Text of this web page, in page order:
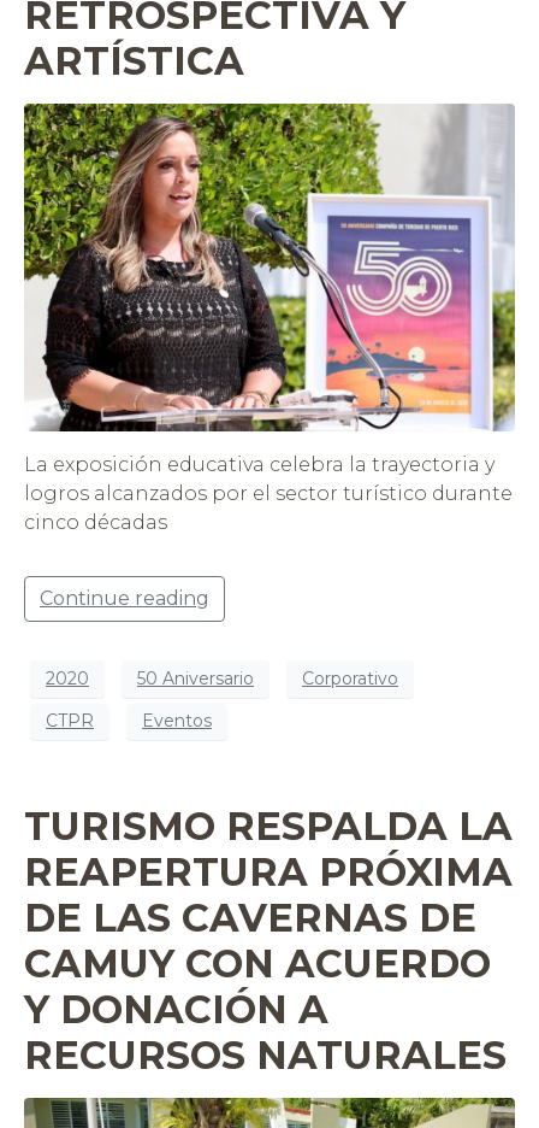
RETROSPECTIVA Y
ARTÍSTICA
La exposición educativa celebra la trayectoria y
logros alcanzados por el sector turístico durante
cinco décadas
Continue reading
2020 50 Aniversario
Corporativo
CTPR
Eventos
TURISMO RESPALDA LA
REAPERTURA PRÓXIMA
DE LAS CAVERNAS DE
CAMUY CON ACUERDO
Y DONACIÓN A
RECURSOS NATURALES